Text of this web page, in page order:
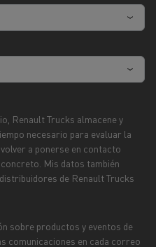
Renault Trucks almacene y
necesario para evaluar la
a ponerse en contacto
Mis datos también
de Renault Trucks
sobre productos y eventos de
comunicaciones en cada correo